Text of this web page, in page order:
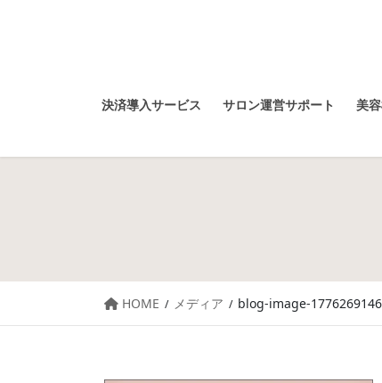
決済導入サービス サロン運営サポート 美
HOME メディア blog-image-